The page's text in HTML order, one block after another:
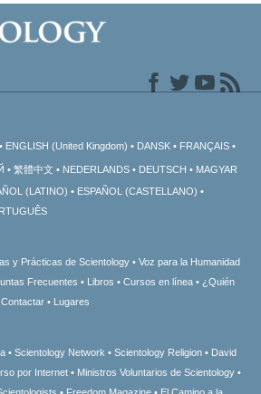
ENGLISH (United Kingdom) DANSK FRANÇAIS
繁體中文 NEDERLANDS DEUTSCH
MAGYAR
(LATINO)
ESPAÑOL (CASTELLANO)
y Prácticas de Scientology
Voz para la Humanidad
Frecuentes Libros Cursos en línea
¿Quién
Contactar Lugares
Scientology Network Scientology Religion
David
por Internet
Ministros Voluntarios de Scientology